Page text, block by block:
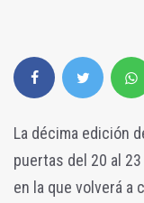
La décima edición
puertas del 20 al
en la que volverá a